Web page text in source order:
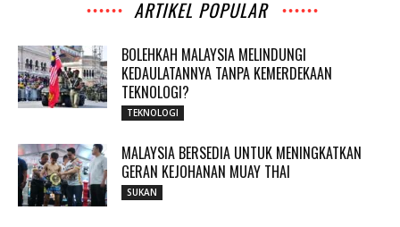
ARTIKEL POPULAR
BOLEHKAH MALAYSIA MELINDUNGI
KEDAULATANNYA TANPA KEMERDEKAAN
TEKNOLOGI?
TEKNOLOGI
MALAYSIA BERSEDIA UNTUK MENINGKATKAN
GERAN KEJOHANAN MUAY THAI
SUKAN